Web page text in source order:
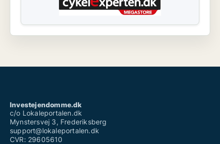
Investejendomme.dk
c/o Lokaleportalen.dk
Mynstersvej 3, Frederiksberg
support@lokaleportalen.dk
CVR: 29605610